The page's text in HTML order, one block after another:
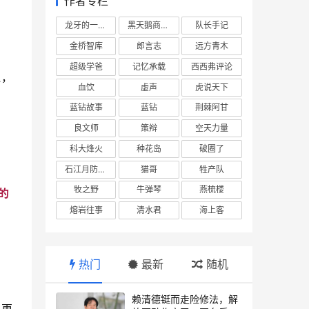
龙牙的一座山 黑天鹅商业情报站
队长手记
金桥智库
郎言志
远方青木
超级学爸
记忆承载
西西弗评论
血饮
虚声
虎说天下
蓝钻故事
蓝钻
荆棘阿甘
良文师
策辩
空天力量
科大烽火
种花岛
破圈了
石江月防务观察
猫哥
牲产队
牧之野
牛弹琴
燕梳楼
熔岩往事
清水君 海上客
热门 最新 随机
赖清德铤而走险修法，解